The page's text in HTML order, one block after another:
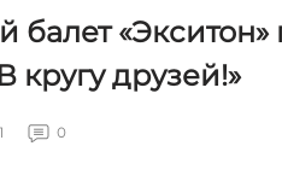
балет
кругу друзей!»
0